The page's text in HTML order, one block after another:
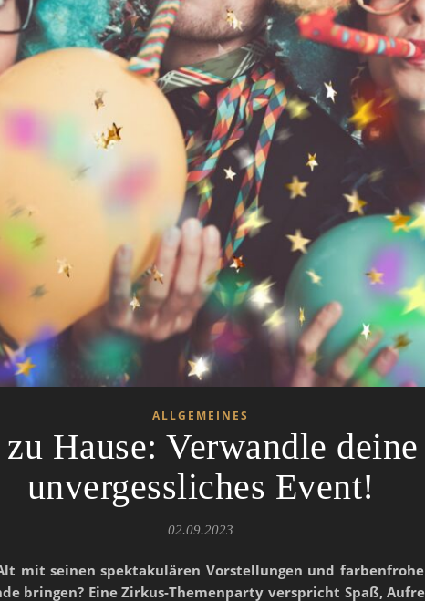
ALLGEMEINES
Hause: Verwandle
unvergessliches Event!
02.09.2023
mit seinen spektakulären Vorstellungen und
bringen? Eine Zirkus-Themenparty verspricht Spaß,